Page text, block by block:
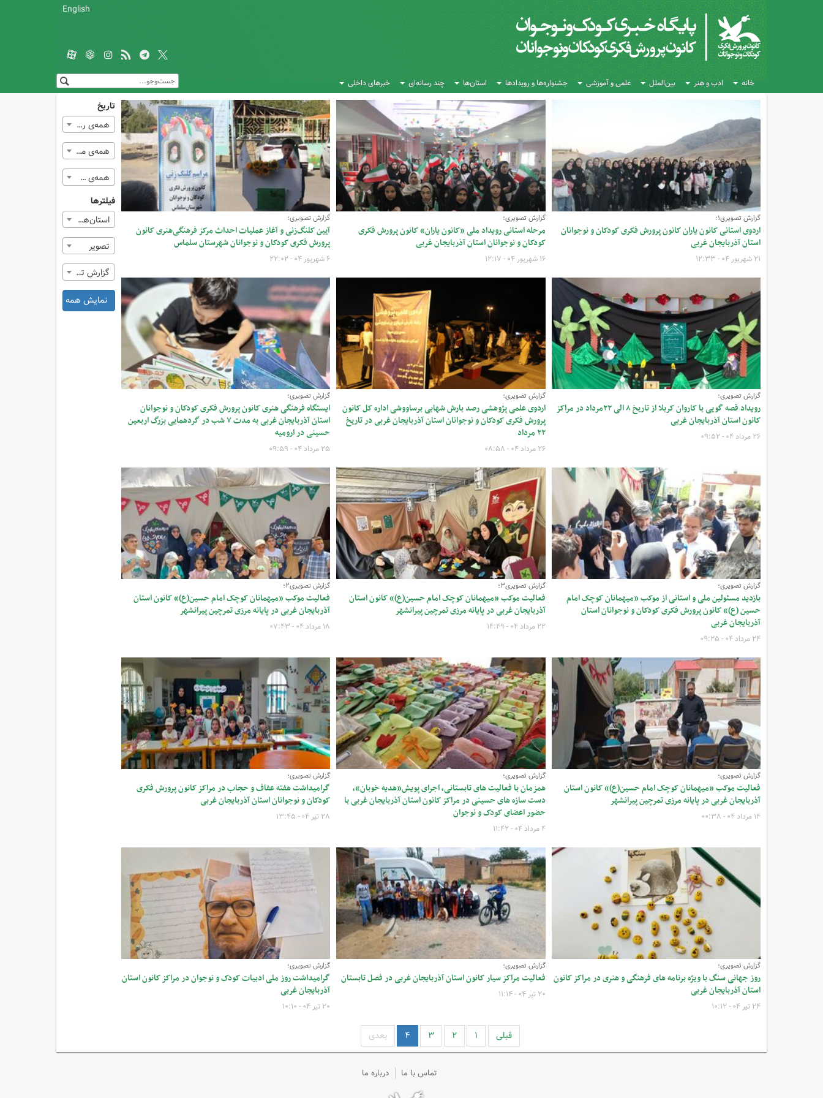
English
خانه ادب و هنر بین‌الملل علمی و آموزشی جشنواره‌ها و رویدادها استان‌ها چند رسانه‌ای خبرهای داخلی
گزارش تصویری۱؛
اردوی استانی کانون یاران کانون پرورش فکری کودکان و نوجوانان
استان آذربایجان غربی
۲۱ شهریور ۰۴ - ۱۲:۳۳
گزارش تصویری؛
مرحله استانی رویداد ملی «کانون یاران» کانون پرورش فکری
کودکان و نوجوانان استان آذربایجان غربی
۱۶ شهریور ۰۴ - ۱۲:۱۷
گزارش تصویری؛
آیین کلنگ‌زنی و آغاز عملیات احداث مرکز فرهنگی‌هنری کانون
پرورش فکری کودکان و نوجوانان شهرستان سلماس
۶ شهریور ۰۴ - ۲۲:۰۲
گزارش تصویری؛
رویداد قصه گویی با کاروان کربلا از تاریخ ۸ الی ۲۲مرداد در مراکز
کانون استان آذربایجان غربی
۲۶ مرداد ۰۴ - ۰۹:۵۲
گزارش تصویری؛
اردوی علمی پژوهشی رصد بارش شهابی برساووشی اداره کل کانون
پرورش فکری کودکان و نوجوانان استان آذربایجان غربی در تاریخ
۲۲ مرداد
۲۶ مرداد ۰۴ - ۰۸:۵۸
گزارش تصویری؛
ایستگاه فرهنگی هنری کانون پرورش فکری کودکان و نوجوانان
استان آذربایجان غربی به مدت ۷ شب در گردهمایی بزرگ اربعین
حسینی در ارومیه
۲۵ مرداد ۰۴ - ۰۹:۵۹
گزارش تصویری؛
بازدید مسئولین ملی و استانی از موکب «میهمانان کوچک امام
حسین (ع)» کانون پرورش فکری کودکان و نوجوانان استان
آذربایجان غربی
۲۴ مرداد ۰۴ - ۰۹:۲۵
گزارش تصویری۳؛
فعالیت موکب «میهمانان کوچک امام حسین(ع)» کانون استان
آذربایجان غربی در پایانه مرزی تمرچین پیرانشهر
۲۲ مرداد ۰۴ - ۱۴:۴۹
گزارش تصویری۲؛
فعالیت موکب «میهمانان کوچک امام حسین(ع)» کانون استان
آذربایجان غربی در پایانه مرزی تمرچین پیرانشهر
۱۸ مرداد ۰۴ - ۰۷:۴۳
گزارش تصویری؛
فعالیت موکب «میهمانان کوچک امام حسین(ع)» کانون استان
آذربایجان غربی در پایانه مرزی تمرچین پیرانشهر
۱۴ مرداد ۰۴ - ۰۰:۳۸
گزارش تصویری؛
همزمان با فعالیت های تابستانی، اجرای پویش«هدیه خوبان»،
دست سازه های حسینی در مراکز کانون استان آذربایجان غربی با
حضور اعضای کودک و نوجوان
۴ مرداد ۰۴ - ۱۱:۴۲
گزارش تصویری؛
گرامیداشت هفته عفاف و حجاب در مراکز کانون پرورش فکری
کودکان و نوجوانان استان آذربایجان غربی
۲۸ تیر ۰۴ - ۱۳:۴۵
گزارش تصویری؛
روز جهانی سنگ با ویژه برنامه های فرهنگی و هنری در مراکز کانون
استان آذربایجان غربی
۲۴ تیر ۰۴ - ۱۰:۱۲
گزارش تصویری؛
فعالیت مراکز سیار کانون استان آذربایجان غربی در فصل تابستان
۲۰ تیر ۰۴ - ۱۱:۱۴
گزارش تصویری؛
گرامیداشت روز ملی ادبیات کودک و نوجوان در مراکز کانون استان
آذربایجان غربی
۲۰ تیر ۰۴ - ۱۰:۱۰
قبلی ۱ ۲ ۳ ۴ بعدی
تاریخ
همه‌ی روزها
همه‌ی ماه‌ها
همه‌ی سال‌ها
فیلترها
استان‌ها > آذربایجان غربی
تصوير
گزارش تصویری
نمایش همه
تماس با ما درباره ما